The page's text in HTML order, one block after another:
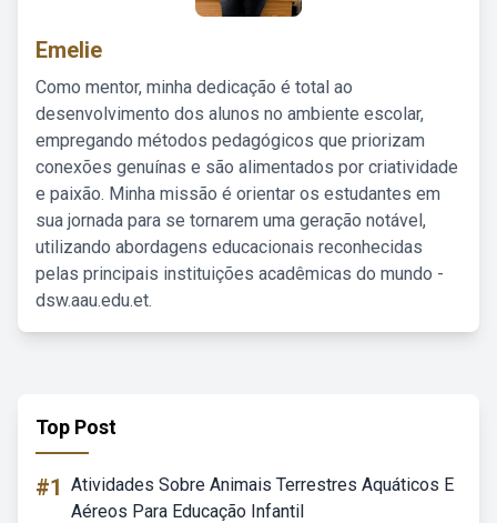
Emelie
Como mentor, minha dedicação é total ao
desenvolvimento dos alunos no ambiente escolar,
empregando métodos pedagógicos que priorizam
conexões genuínas e são alimentados por criatividade
e paixão. Minha missão é orientar os estudantes em
sua jornada para se tornarem uma geração notável,
utilizando abordagens educacionais reconhecidas
pelas principais instituições acadêmicas do mundo -
dsw.aau.edu.et.
Top Post
#1 Atividades Sobre Animais Terrestres Aquáticos E
Aéreos Para Educação Infantil